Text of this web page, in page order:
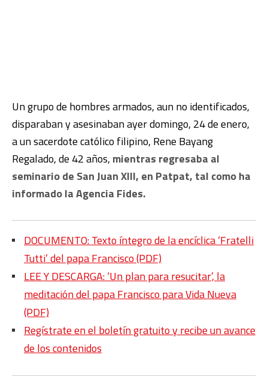
Un grupo de hombres armados, aun no identificados,
disparaban y asesinaban ayer domingo, 24 de enero,
a un sacerdote católico filipino, Rene Bayang
Regalado, de 42 años, mientras regresaba al
seminario de San Juan XIII, en Patpat, tal como ha
informado la Agencia Fides.
DOCUMENTO: Texto íntegro de la encíclica ‘Fratelli
Tutti’ del papa Francisco (PDF)
LEE Y DESCARGA: ‘Un plan para resucitar’, la
meditación del papa Francisco para Vida Nueva
(PDF)
Regístrate en el boletín gratuito y recibe un avance
de los contenidos